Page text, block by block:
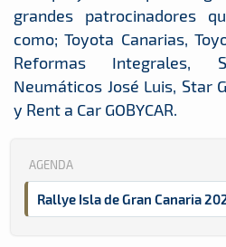
grandes patrocinadores
como; Toyota Canarias,
Reformas Integrales,
Neumáticos José Luis, Star
y Rent a Car GOBYCAR.
AGENDA
Rallye Isla de Gran Canaria